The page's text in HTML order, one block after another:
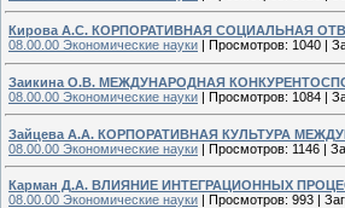
Кирова А.С. КОРПОРАТИВНАЯ СОЦИАЛЬНАЯ
08.00.00 Экономические науки
Просмотров: 1040
Заикина О.В. МЕЖДУНАРОДНАЯ
08.00.00 Экономические науки | Просмотров: 1084 |
Зайцева А.А. КОРПОРАТИВНАЯ КУЛЬТУРА
08.00.00 Экономические науки | Просмотров: 1146 |
Карман Д.А. ВЛИЯНИЕ ИНТЕГРАЦИОННЫХ
08.00.00 Экономические науки
Просмотров: 993